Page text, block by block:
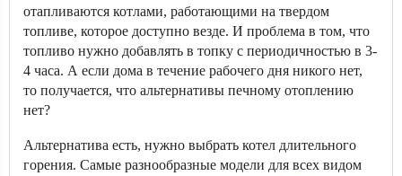
отапливаются котлами, работающими на твердом
топливе, которое доступно везде. И проблема в том, что
топливо нужно добавлять в топку с периодичностью в 3-
4 часа. А если дома в течение рабочего дня никого нет,
то получается, что альтернативы печному отоплению
нет?
Альтернатива есть, нужно выбрать котел длительного
горения. Самые разнообразные модели для всех видом